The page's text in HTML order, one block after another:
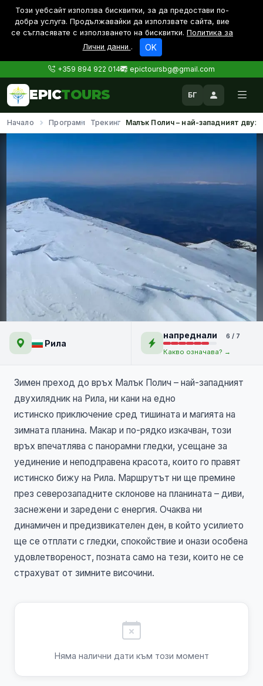
Този уебсайт използва бисквитки, за да предостави по-
дoбра услуга. Продължавайки да използвате сайта, вие
се съгласявате с използването на бисквитки. Политика за
Лични данни . OK
+359 894 922 014 epictoursbg@gmail.com
EPICTOURS БГ
Начало Програми Трекинг Малък Полич – най-западният
Малък Полич – най-
западният двухилядник на
Рила
напреднали
6 / 7
Какво означава? →
Зимен преход до връх Малък Полич – най-западният
двухилядник на Рила, ни кани на едно
истинско приключение сред тишината и магията на
зимната планина. Макар и по-рядко изкачван, този
връх впечатлява с панорамни гледки, усещане за
уединение и неподправена красота, които го правят
истинско бижу на Рила. Маршрутът ни ще премине
през северозападните склонове на планината – диви,
заснежени и заредени с енергия. Очаква ни
динамичен и предизвикателен ден, в който усилието
ще се отплати с гледки, спокойствие и онази особена
удовлетвореност, позната само на тези, които не се
страхуват от зимните височини.
Няма налични дати към този момент